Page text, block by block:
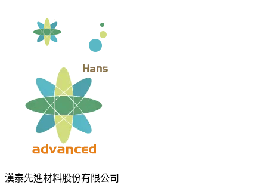
漢泰先進材料股份有限公司